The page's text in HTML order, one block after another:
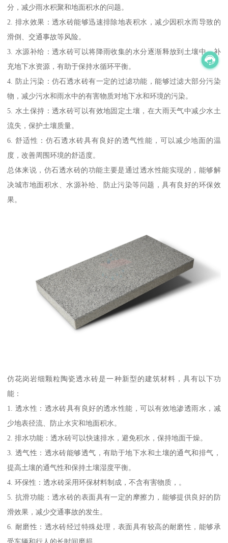
分，减少雨水积聚和地面积水的问题。
2. 排水效果：透水砖能够迅速排除地表积水，减少因积水而导致的
滑倒、交通事故等风险。
3. 水源补给：透水砖可以将降雨收集的水分逐渐释放到土壤中，补
充地下水资源，有助于保持水循环平衡。
4. 防止污染：仿石透水砖有一定的过滤功能，能够过滤大部分污染
物，减少污水和雨水中的有害物质对地下水和环境的污染。
5. 水土保持：透水砖可以有效地固定土壤，在大雨天气中减少水土
流失，保护土壤质量。
6. 舒适性：仿石透水砖具有良好的透气性能，可以减少地面的温
度，改善周围环境的舒适度。
总体来说，仿石透水砖的功能主要是通过透水性能实现的，能够解
决城市地面积水、水源补给、防止污染等问题，具有良好的环保效
果。
仿花岗岩细颗粒陶瓷透水砖是一种新型的建筑材料，具有以下功
能：
1. 透水性：透水砖具有良好的透水性能，可以有效地渗透雨水，减
少地表径流、防止水灾和地面积水。
2. 排水功能：透水砖可以快速排水，避免积水，保持地面干燥。
3. 透气性：透水砖能够透气，有助于地下水和土壤的通气和排气，
提高土壤的通气性和保持土壤湿度平衡。
4. 环保性：透水砖采用环保材料制成，不含有害物质，。
5. 抗滑功能：透水砖的表面具有一定的摩擦力，能够提供良好的防
滑效果，减少交通事故的发生。
6. 耐磨性：透水砖经过特殊处理，表面具有较高的耐磨性，能够承